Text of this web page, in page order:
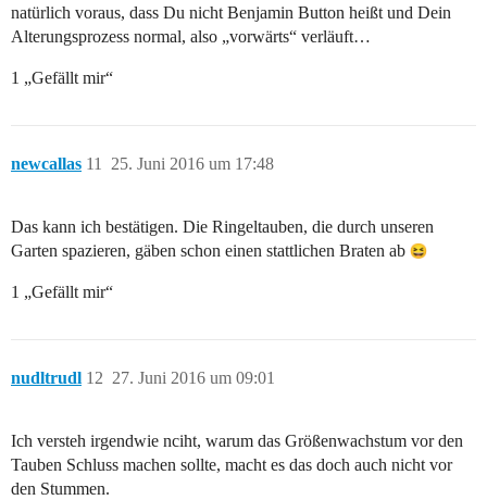
natürlich voraus, dass Du nicht Benjamin Button heißt und Dein
Alterungsprozess normal, also „vorwärts“ verläuft…
1 „Gefällt mir“
newcallas 25. Juni 2016 um 17:48
11
Das kann ich bestätigen. Die Ringeltauben, die durch unseren
Garten spazieren, gäben schon einen stattlichen Braten ab
1 „Gefällt mir“
nudltrudl 27. Juni 2016 um 09:01
12
Ich versteh irgendwie nciht, warum das Größenwachstum vor den
Tauben Schluss machen sollte, macht es das doch auch nicht vor
den Stummen.